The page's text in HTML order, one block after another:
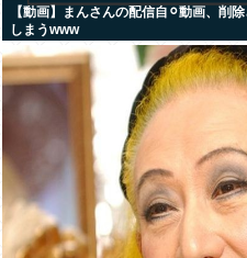
【動画】まんさんの配信自⚪︎動画、削
しまうwww